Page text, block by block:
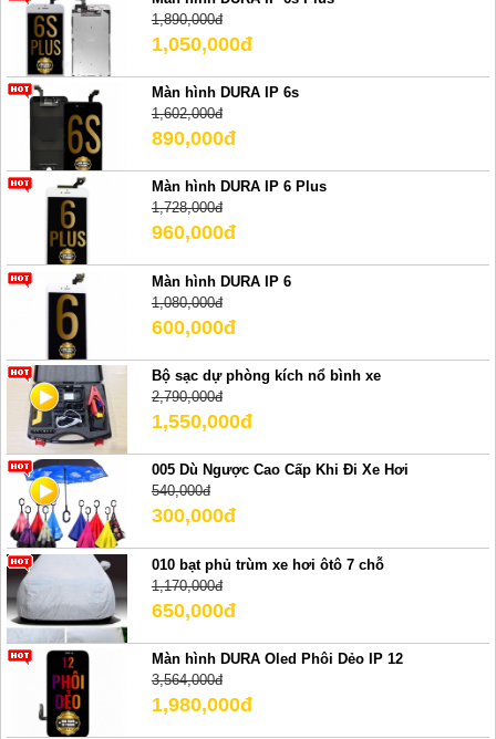
1,890,000đ
1,050,000đ
Màn hình DURA IP 6s
1,602,000đ
890,000đ
Màn hình DURA IP 6 Plus
1,728,000đ
960,000đ
Màn hình DURA IP 6
1,080,000đ
600,000đ
Bộ sạc dự phòng kích nổ bình xe
2,790,000đ
1,550,000đ
005 Dù Ngược Cao Cấp Khi Đi Xe Hơi
540,000đ
300,000đ
010 bạt phủ trùm xe hơi ôtô 7 chỗ
1,170,000đ
650,000đ
Màn hình DURA Oled Phôi Dẻo IP 12
3,564,000đ
1,980,000đ